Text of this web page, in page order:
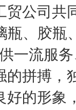
贸公司共
瓶、胶
一流服
的拼搏，
好的形象